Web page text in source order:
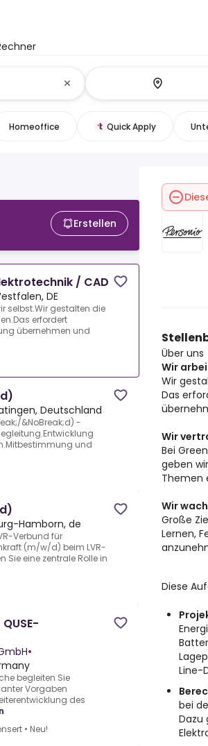
Homeoffice Quick Apply
Erstellen
/ CAD
DE
selbst.Wir gestalten die
erfordert
übernehmen und
Deutschland
&NoBreak;d) -
und
Hamborn, de
Verbund für
(m/w/d) beim LVR-
Sie eine zentrale Rolle in
•
begleiten Sie
Vorgaben
des
• Neu!
Über uns
Wir
Wir
Das
Wir
Bei
geben
Themen
Wir
Große
Lernen,
Diese
Line-
bei
Dazu